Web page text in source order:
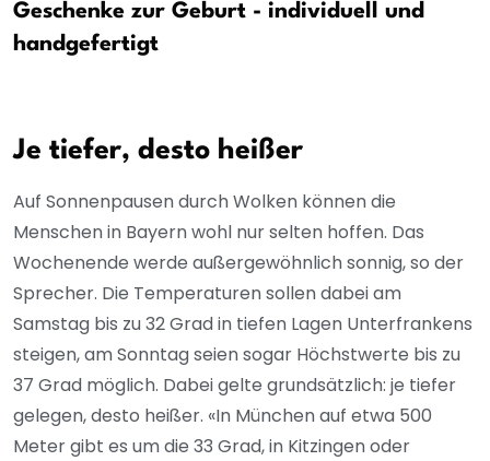
Geschenke zur Geburt - individuell und
handgefertigt
Je tiefer, desto heißer
Auf Sonnenpausen durch Wolken können die
Menschen in Bayern wohl nur selten hoffen. Das
Wochenende werde außergewöhnlich sonnig, so der
Sprecher. Die Temperaturen sollen dabei am
Samstag bis zu 32 Grad in tiefen Lagen Unterfrankens
steigen, am Sonntag seien sogar Höchstwerte bis zu
37 Grad möglich. Dabei gelte grundsätzlich: je tiefer
gelegen, desto heißer. «In München auf etwa 500
Meter gibt es um die 33 Grad, in Kitzingen oder